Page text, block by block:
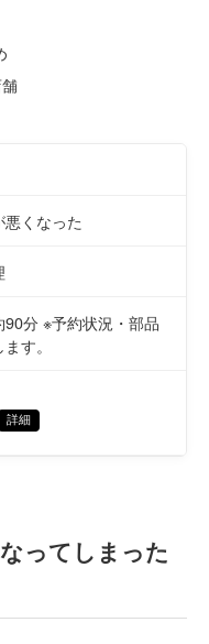
くなった
90分 ※予約状況・部品
す。
詳細
ってしまった